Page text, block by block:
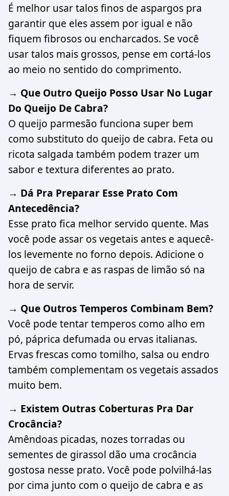
É melhor usar talos finos de aspargos pra
garantir que eles assem por igual e não
fiquem fibrosos ou encharcados. Se você
usar talos mais grossos, pense em cortá-los
ao meio no sentido do comprimento.
→ Que Outro Queijo Posso Usar No Lugar
Do Queijo De Cabra?
O queijo parmesão funciona super bem
como substituto do queijo de cabra. Feta ou
ricota salgada também podem trazer um
sabor e textura diferentes ao prato.
→ Dá Pra Preparar Esse Prato Com
Antecedência?
Esse prato fica melhor servido quente. Mas
você pode assar os vegetais antes e aquecê-
los levemente no forno depois. Adicione o
queijo de cabra e as raspas de limão só na
hora de servir.
→ Que Outros Temperos Combinam Bem?
Você pode tentar temperos como alho em
pó, páprica defumada ou ervas italianas.
Ervas frescas como tomilho, salsa ou endro
também complementam os vegetais assados
muito bem.
→ Existem Outras Coberturas Pra Dar
Crocância?
Amêndoas picadas, nozes torradas ou
sementes de girassol dão uma crocância
gostosa nesse prato. Você pode polvilhá-las
por cima junto com o queijo de cabra e as